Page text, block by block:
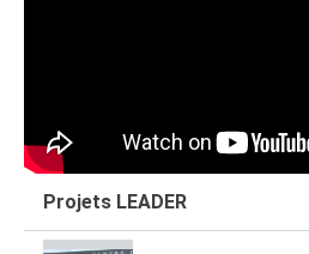
Projets LEADER